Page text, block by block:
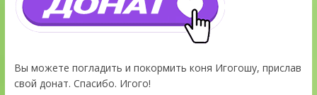
Вы можете погладить и покормить коня Игогошу, прислав
свой донат. Спасибо. Игого!